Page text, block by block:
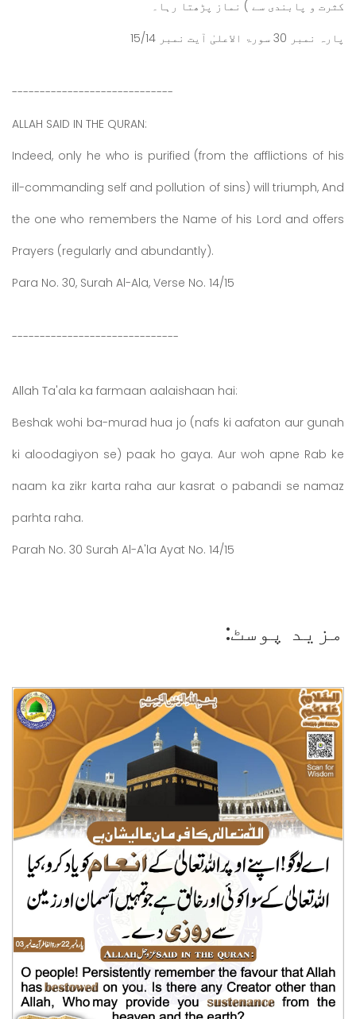
کثرت و پابندی سے ) نماز پڑھتا رہا۔
پارہ نمبر 30 سورۃ الاعلیٰ آیت نمبر 15/14
-----------------------------
ALLAH SAID IN THE QURAN:
Indeed, only he who is purified (from the afflictions of his
ill-commanding self and pollution of sins) will triumph, And
the one who remembers the Name of his Lord and offers
Prayers (regularly and abundantly).
Para No. 30, Surah Al-Ala, Verse No. 14/15
------------------------------
Allah Ta'ala ka farmaan aalaishaan hai:
Beshak wohi ba-murad hua jo (nafs ki aafaton aur gunah
ki aloodagiyon se) paak ho gaya. Aur woh apne Rab ke
naam ka zikr karta raha aur kasrat o pabandi se namaz
parhta raha.
Parah No. 30 Surah Al-A'la Ayat No. 14/15
مزید پوسٹ: